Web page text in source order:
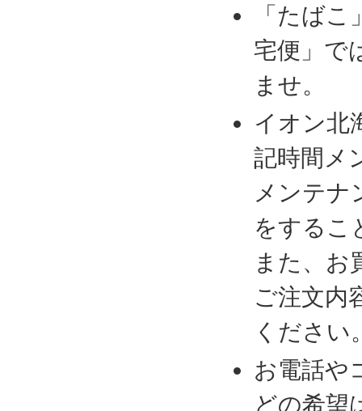
「たば
宅便」で
ませ。
イオン北
記時間メ
メンテナ
をするこ
また、お
ご注文内
ください
お電話や
どの希望